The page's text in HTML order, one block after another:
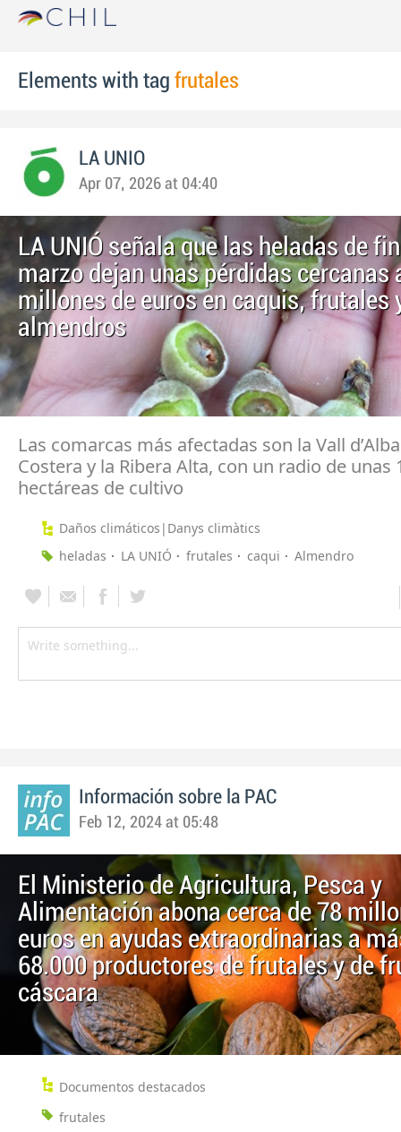
Elements with tag frutales
LA UNIO
Apr 07, 2026 at 04:40
LA UNIÓ señala que las heladas de
marzo dejan unas pérdidas cercanas
millones de euros en caquis, frutales
almendros
Las comarcas más afectadas son la Vall
Costera y la Ribera Alta, con un radio de unas
hectáreas de cultivo
Daños climáticos|Danys climàtics
heladas
LA UNIÓ frutales caqui Almendro
Información sobre la PAC
Feb 12, 2024 at 05:48
El Ministerio de Agricultura, Pesca y
Alimentación abona cerca de 78
euros en ayudas extraordinarias a
68.000 productores de frutales y de
cáscara
Documentos destacados
frutales